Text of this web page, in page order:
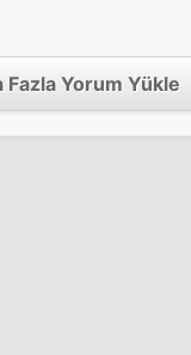
Fazla Yorum Yükle